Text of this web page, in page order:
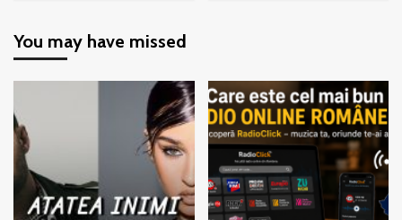
–
Jazz
You may have missed